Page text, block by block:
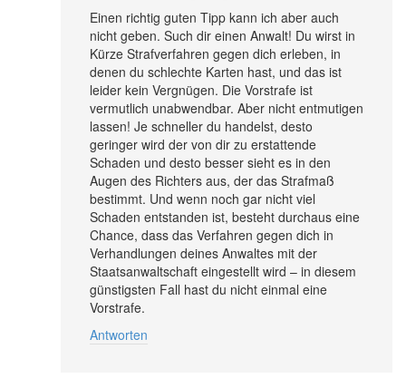
Einen richtig guten Tipp kann ich aber auch
nicht geben. Such dir einen Anwalt! Du wirst in
Kürze Strafverfahren gegen dich erleben, in
denen du schlechte Karten hast, und das ist
leider kein Vergnügen. Die Vorstrafe ist
vermutlich unabwendbar. Aber nicht entmutigen
lassen! Je schneller du handelst, desto
geringer wird der von dir zu erstattende
Schaden und desto besser sieht es in den
Augen des Richters aus, der das Strafmaß
bestimmt. Und wenn noch gar nicht viel
Schaden entstanden ist, besteht durchaus eine
Chance, dass das Verfahren gegen dich in
Verhandlungen deines Anwaltes mit der
Staatsanwaltschaft eingestellt wird – in diesem
günstigsten Fall hast du nicht einmal eine
Vorstrafe.
Antworten